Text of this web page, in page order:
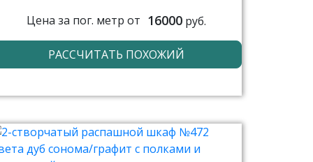
Цена за пог. метр от 16000руб.
РАССЧИТАТЬ ПОХОЖИЙ